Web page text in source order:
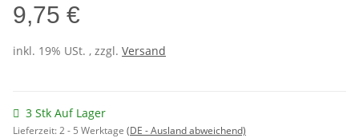
9,75 €
inkl. 19% USt. , zzgl. Versand
3 Stk Auf Lager
Lieferzeit:2 - 5 Werktage (DE - Ausland abweichend)